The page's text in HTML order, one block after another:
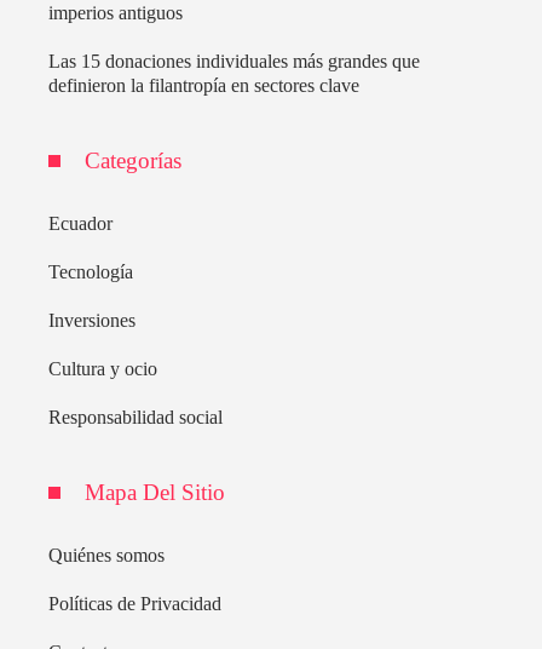
imperios antiguos
Las 15 donaciones individuales más grandes que
definieron la filantropía en sectores clave
Categorías
Ecuador
Tecnología
Inversiones
Cultura y ocio
Responsabilidad social
Mapa Del Sitio
Quiénes somos
Políticas de Privacidad